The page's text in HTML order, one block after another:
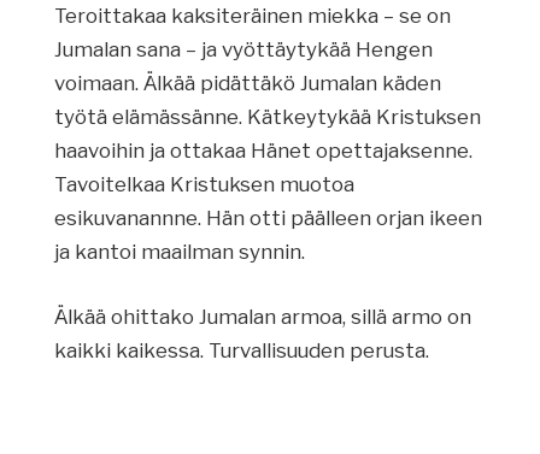
Teroittakaa kaksiteräinen miekka – se on
Jumalan sana – ja vyöttäytykää Hengen
voimaan. Älkää pidättäkö Jumalan käden
työtä elämässänne. Kätkeytykää Kristuksen
haavoihin ja ottakaa Hänet opettajaksenne.
Tavoitelkaa Kristuksen muotoa
esikuvanannne. Hän otti päälleen orjan ikeen
ja kantoi maailman synnin.
Älkää ohittako Jumalan armoa, sillä armo on
kaikki kaikessa. Turvallisuuden perusta.